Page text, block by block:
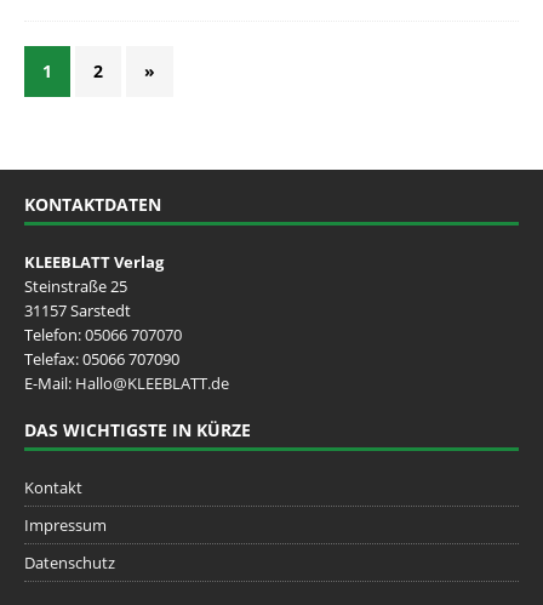
1 2 »
KONTAKTDATEN
KLEEBLATT Verlag
Steinstraße 25
31157 Sarstedt
Telefon:05066 707070
Telefax: 05066 707090
E-Mail: Hallo@KLEEBLATT.de
DAS WICHTIGSTE IN KÜRZE
Kontakt
Impressum
Datenschutz